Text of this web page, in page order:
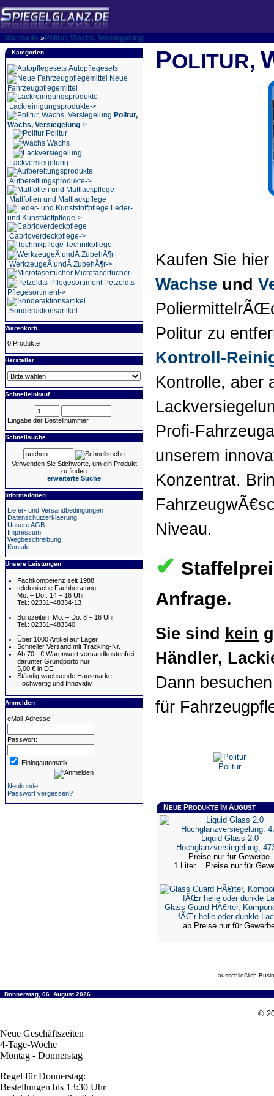
Startseite » Politur, Wachs, Versiegelung
Kategorien
Autopflegesets
Neue
Fahrzeugpflegemittel
Lackreinigungsprodukte->
Politur,
Wachs, Versiegelung->
Politur
Wachs
Lackversiegelung
Aufbereitungsprodukte->
Mattfolien und Mattlackpflege
Leder-
und Kunststoffpflege->
Cabrioverdeckpflege->
Technikpflege
WerkzeugeÂ undÂ ZubehÃ¶r->
Microfasertücher
Petzoldts-
Pflegesortiment->
Sonderaktionsartikel
Warenkorb
0 Produkte
Hersteller
Schnelleinkauf
Eingabe der Bestellnummer.
Schnellsuche
Verwenden Sie Stichworte, um ein Produkt
zu finden.
erweiterte Suche
Informationen
Liefer- und Versandbedingungen
Datenschutzerklaerung
Unsere AGB
Impressum
Wegbeschreibung
Kontakt
Unsere Leistungen
Fachkompetenz seit 1988
telefonische Fachberatung:
Mo. – Do.: 14 – 16 Uhr
Tel.: 02331–48334-13
Bürozeiten: Mo. – Do. 8 – 16 Uhr
Tel.: 02331–483340
Über 1000 Artikel auf Lager
Schneller Versand mit Tracking-Nr.
Ab 70.- € Warenwert versandkostenfrei,
darunter Grundporto nur
5,00 € in DE
Ständig wachsende Hausmarke
Hochwertig und Innovativ
Anmelden
eMail-Adresse:
Passwort:
Einlogautomatik
Neukunde
Passwort vergessen?
POLITUR,
Kaufen Sie
Wachse und
Politur zu
Kontroll-
Kontrolle, aber
Profi-
unserem
Konzentrat.
Niveau.
✔
Anfrage.
Sie sind kein
Händler,
Dann
für
Politur
NEUE PRODUKTE M AUGUST
Liquid Glass 2.0
Hochglanzversiegelung,
Preise nur für Gewerbe
1 Liter = Preise nur für
Glass Guard HÃ€rter,
fÃŒr helle oder dunkle
ab Preise nur für
...ausschließlich
Donnerstag, 06. August 2026
©
Neue Geschäftszeiten
4-Tage-Woche
Montag - Donnerstag
Regel für Donnerstag:
Bestellungen bis 13:30 Uhr